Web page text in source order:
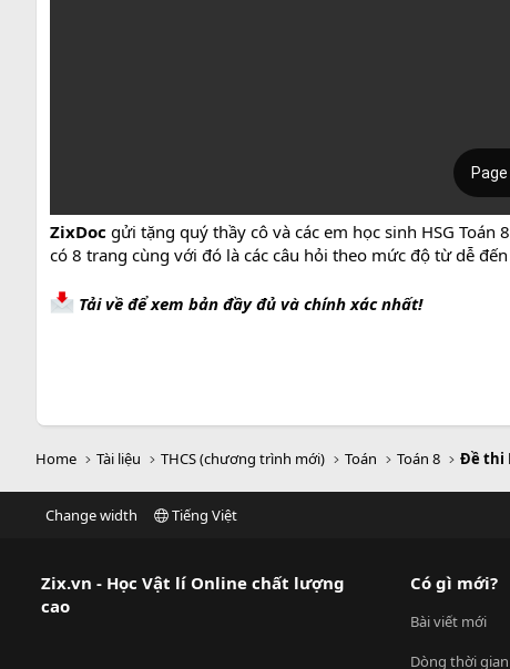
ZixDoc gửi tặng quý thầy cô và các em học sinh HSG
có 8 trang cùng với đó là các câu hỏi theo mức độ từ dễ
Tải về để xem bản đầy đủ và chính xác nhất!
Home Tài liệu THCS (chương trình mới) Toán Toán 8 Đề thi
Change width Tiếng Việt
Zix.vn - Học Vật lí Online chất lượng
cao
Có gì mới?
Bài viết mới
Dòng thời gian